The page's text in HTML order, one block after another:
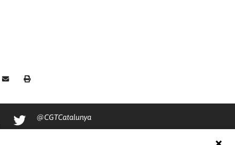
@CGTCatalunya